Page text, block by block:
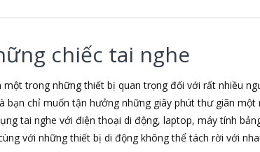
chiếc tai nghe
trong những thiết bị quan trọng đối với rất nhiều
bạn chỉ muốn tận hưởng những giây phút thư giãn
tai nghe với điện thoại di động, laptop, máy tính
với những thiết bị di động không thể tách rời với